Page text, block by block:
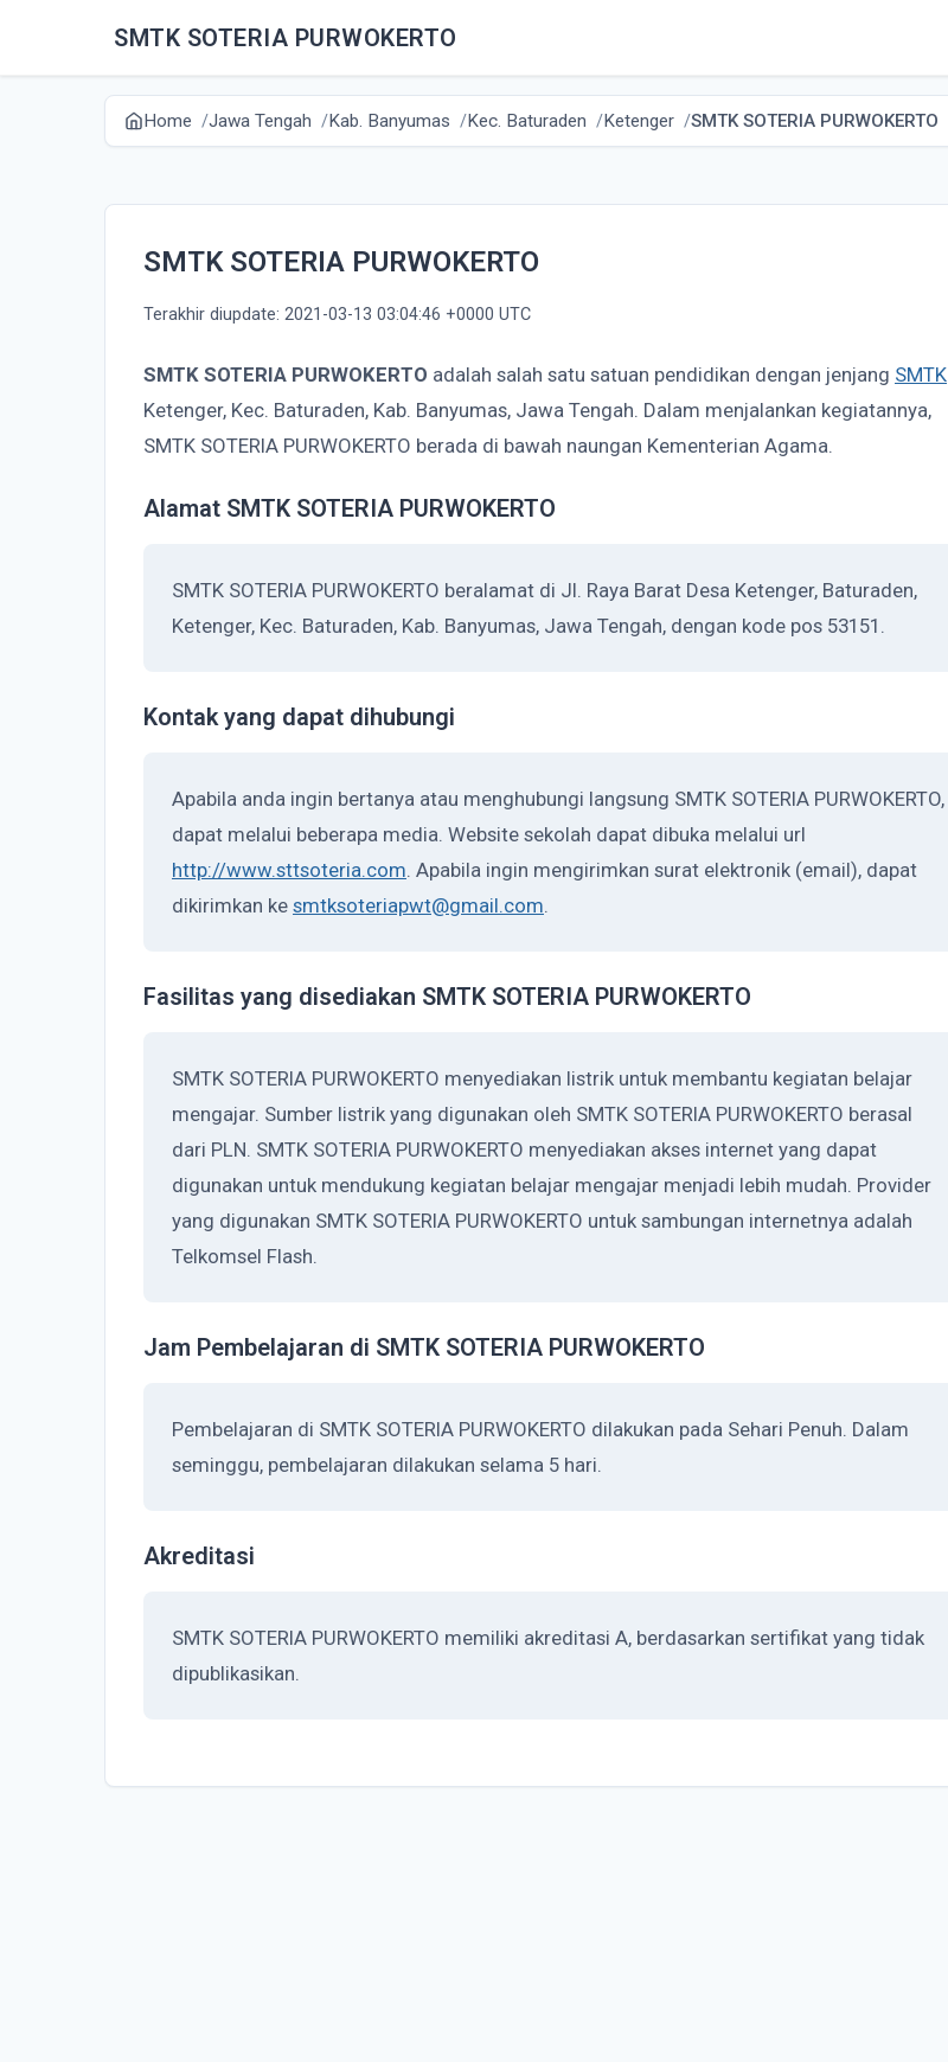
SMTK SOTERIA PURWOKERTO
Home Jawa Tengah Kab. Banyumas Kec. Baturaden Ketenger SMTK SOTERIA PURWOKERTO
SMTK SOTERIA PURWOKERTO
Terakhir diupdate: 2021-03-13 03:04:46 +0000 UTC
SMTK SOTERIA PURWOKERTO adalah salah satu satuan pendidikan dengan jenjang SMTK
Ketenger, Kec. Baturaden, Kab. Banyumas, Jawa Tengah. Dalam menjalankan kegiatannya,
SMTK SOTERIA PURWOKERTO berada di bawah naungan Kementerian Agama.
Alamat SMTK SOTERIA PURWOKERTO
SMTK SOTERIA PURWOKERTO beralamat di Jl. Raya Barat Desa Ketenger, Baturaden,
Ketenger, Kec. Baturaden, Kab. Banyumas, Jawa Tengah, dengan kode pos 53151.
Kontak yang dapat dihubungi
Apabila anda ingin bertanya atau menghubungi langsung SMTK SOTERIA PURWOKERTO,
dapat melalui beberapa media. Website sekolah dapat dibuka melalui url
http://www.sttsoteria.com. Apabila ingin mengirimkan surat elektronik (email), dapat
dikirimkan ke smtksoteriapwt@gmail.com.
Fasilitas yang disediakan SMTK SOTERIA PURWOKERTO
SMTK SOTERIA PURWOKERTO menyediakan listrik untuk membantu kegiatan belajar
mengajar. Sumber listrik yang digunakan oleh SMTK SOTERIA PURWOKERTO berasal
dari PLN. SMTK SOTERIA PURWOKERTO menyediakan akses internet yang dapat
digunakan untuk mendukung kegiatan belajar mengajar menjadi lebih mudah. Provider
yang digunakan SMTK SOTERIA PURWOKERTO untuk sambungan internetnya adalah
Telkomsel Flash.
Jam Pembelajaran di SMTK SOTERIA PURWOKERTO
Pembelajaran di SMTK SOTERIA PURWOKERTO dilakukan pada Sehari Penuh. Dalam
seminggu, pembelajaran dilakukan selama 5 hari.
Akreditasi
SMTK SOTERIA PURWOKERTO memiliki akreditasi A, berdasarkan sertifikat yang tidak
dipublikasikan.